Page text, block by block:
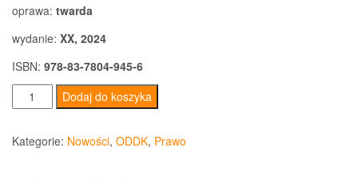
315,00 zł.
oprawa: twarda
wydanie: XX, 2024
ISBN: 978-83-7804-945-6
ilość
BHP
w
praktyce
Dodaj do koszyka
Kategorie: Nowości, ODDK, Prawo